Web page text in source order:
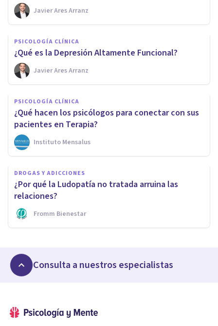
Javier Ares Arranz
PSICOLOGÍA CLÍNICA
¿Qué es la Depresión Altamente Funcional?
Javier Ares Arranz
PSICOLOGÍA CLÍNICA
¿Qué hacen los psicólogos para conectar con sus
pacientes en Terapia?
Instituto Mensalus
DROGAS Y ADICCIONES
¿Por qué la Ludopatía no tratada arruina las
relaciones?
Fromm Bienestar
Consulta a nuestros especialistas